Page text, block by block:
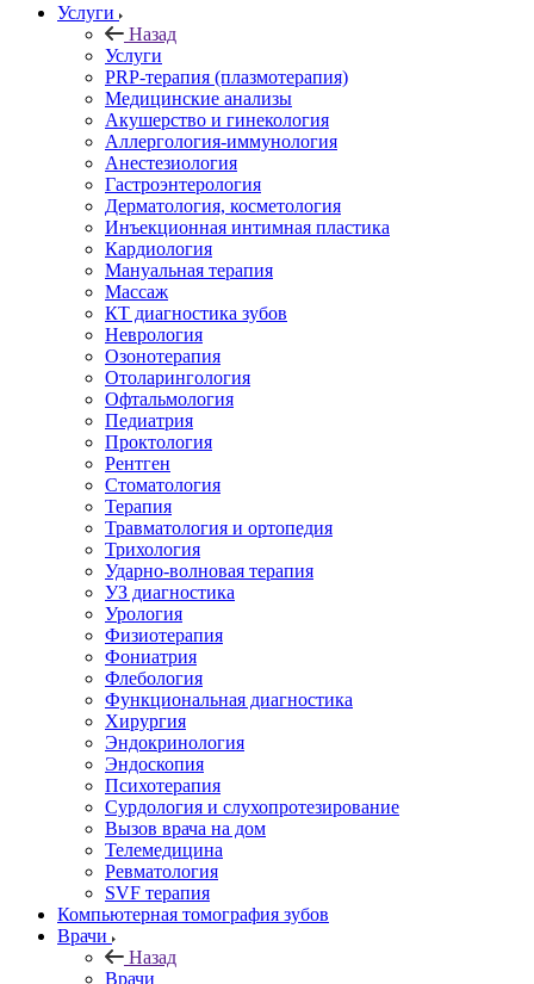
Услуги
Назад
Услуги
PRP-терапия (плазмотерапия)
Медицинские анализы
Акушерство и гинекология
Аллергология-иммунология
Анестезиология
Гастроэнтерология
Дерматология, косметология
Инъекционная интимная пластика
Кардиология
Мануальная терапия
Массаж
КТ диагностика зубов
Неврология
Озонотерапия
Отоларингология
Офтальмология
Педиатрия
Проктология
Рентген
Стоматология
Терапия
Травматология и ортопедия
Трихология
Ударно-волновая терапия
УЗ диагностика
Урология
Физиотерапия
Фониатрия
Флебология
Функциональная диагностика
Хирургия
Эндокринология
Эндоскопия
Психотерапия
Сурдология и слухопротезирование
Вызов врача на дом
Телемедицина
Ревматология
SVF терапия
Компьютерная томография зубов
Врачи
Назад
Врачи